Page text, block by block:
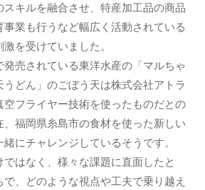
スキルを融合させ、特産加工品の商品
業も行うなど幅広く活動されている
を受けていました。
売されている東洋水産の「マルちゃ
どん」のごぼう天は株式会社アトラ
空フライヤー技術を使ったものだとの
、福岡県糸島市の食材を使った新しい
にチャレンジしているそうです。
はなく、様々な課題に直面したと
、どのような視点や工夫で乗り越え